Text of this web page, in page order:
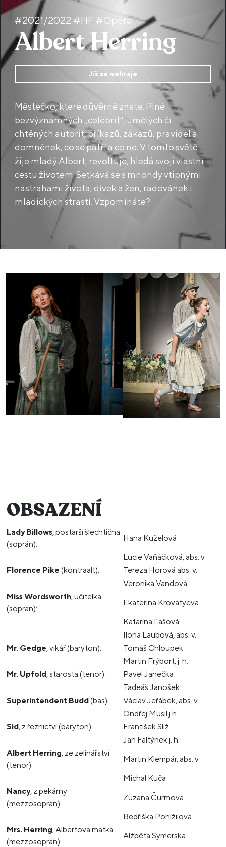
#2021/2022 #HF #Opera
Albert Herring
Již se nehraje
Městečko, které důvěrně znáte. Plné
bezvýznamných „celebrit", umělých či
chtěných autorit, příkazů, zákazů, pravidel a
domněnek, co se patří a co ne. V tomto světě
žije mladý Albert, revoltuje, hledá svoji vlastní
cestu životem. Setkává se s mnohdy vtipnými
nástrahami života, dívek a žen, radovánek i
mladických strastí. Vzpomínáte?
Previous Next
OBSAZENÍ
Lady Billows, postarší šlechtična
(soprán):
Hana Kuželová
Lucie Vaňáčková, abs. v.
Florence Pike(kontraalt):
Tereza Horová abs. v.
Veronika Vandová
Miss Wordsworth, učitelka
(soprán):
Ekaterina Krovatyeva
Katarína Ľašová
Ilona Laubová, abs. v.
Mr. Gedge, vikář (baryton):
Tomáš Chloupek
Martin Frýbort, j. h.
Mr. Upfold, starosta (tenor):
Pavel Janečka
Tadeáš Janošek
Superintendent Budd(bas):
Václav Jeřábek, abs. v.
Ondřej Musil j.h.
Sid, z řeznictví (baryton):
František Sliž
Jan Faltýnek j. h.
Albert Herring, ze zelinářství
(tenor):
Martin Klempár, abs. v.
Michal Kuča
Nancy, z pekárny
(mezzosoprán):
Zuzana Čurmová
Bedřiška Ponížilová
Mrs. Herring, Albertova matka
(mezzosoprán):
Alžběta Symerská